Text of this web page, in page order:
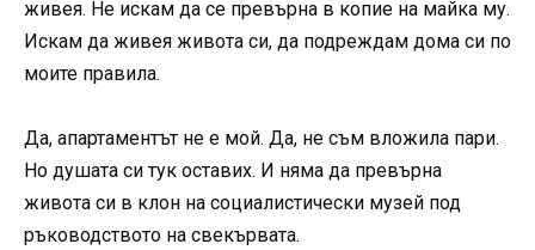
живея. Не искам да се превърна в копие на майка му.
Искам да живея живота си, да подреждам дома си по
моите правила.
Да, апартаментът не е мой. Да, не съм вложила пари.
Но душата си тук оставих. И няма да превърна
живота си в клон на социалистически музей под
ръководството на свекървата.